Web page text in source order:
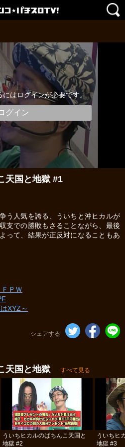
にはログインが必要です。
グイン
天国と地獄 #1
う人気を誇る、ういちと沖ヒカルが
支での勝敗もさることながら、最後
って、結果が正反対になることもあ
ＰＷ
XYZ～
シェアする
天国と地獄
すべて見る
ういちヒカルのぱちんこ天国と
地獄 #2
ういちヒ
地獄 #3